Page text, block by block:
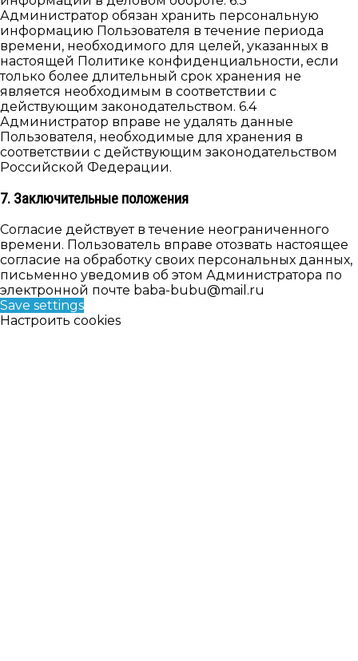
Администратор обязан хранить персональную
информацию Пользователя в течение периода
времени, необходимого для целей, указанных в
настоящей Политике конфиденциальности, если
только более длительный срок хранения не
является необходимым в соответствии с
действующим законодательством. 6.4
Администратор вправе не удалять данные
Пользователя, необходимые для хранения в
соответствии с действующим законодательством
Российской Федерации.
7. Заключительные положения
Согласие действует в течение неограниченного
времени. Пользователь вправе отозвать настоящее
согласие на обработку своих персональных данных,
письменно уведомив об этом Администратора по
электронной почте baba-bubu@mail.ru
Save settings
Настроить cookies